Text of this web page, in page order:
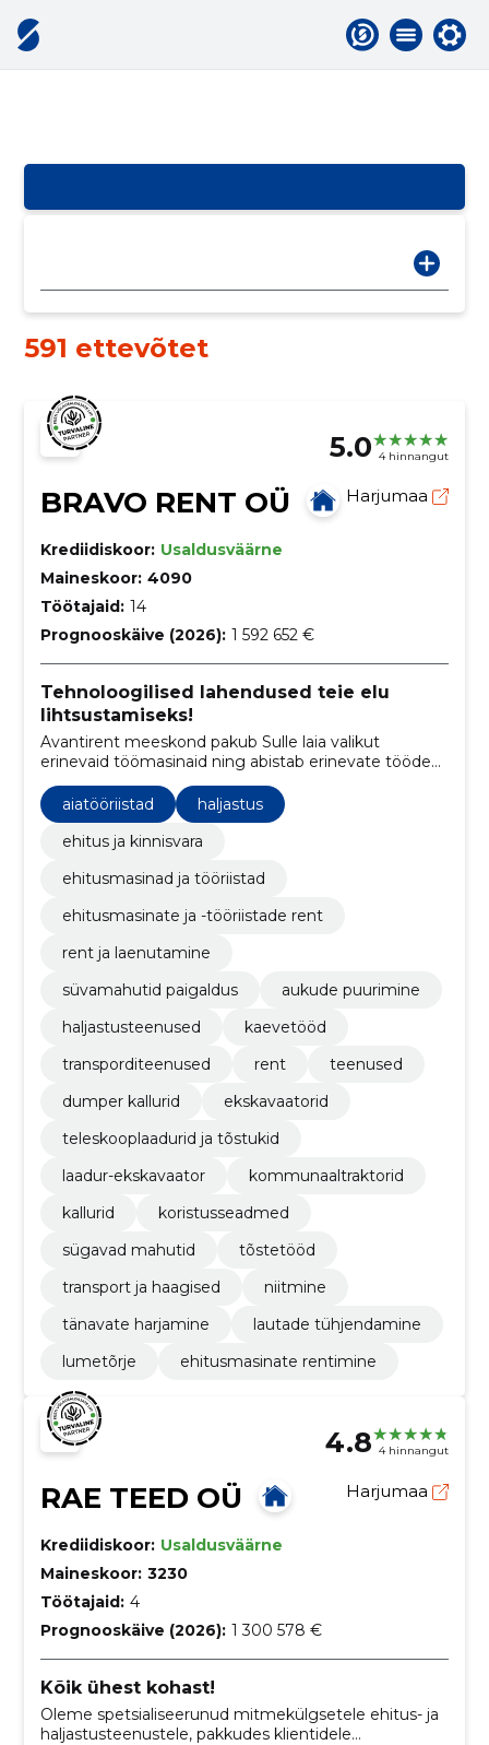
591 ettevõtet
5.0 4 hinnangut
BRAVO RENT OÜ Harjumaa
Krediidiskoor: Usaldusväärne
Maineskoor: 4090
Töötajaid: 14
Prognooskäive (2026): 1 592 652 €
Tehnoloogilised lahendused teie elu
lihtsustamiseks!
Avantirent meeskond pakub Sulle laia valikut
erinevaid töömasinaid ning abistab erinevate tööde
tegemisel, kus on vaja spetsialisti.
aiatööriistad
haljastus
ehitus ja kinnisvara
ehitusmasinad ja tööriistad
ehitusmasinate ja -tööriistade rent
rent ja laenutamine
süvamahutid paigaldus
aukude puurimine
haljastusteenused
kaevetööd
transporditeenused
rent
teenused
dumper kallurid
ekskavaatorid
teleskooplaadurid ja tõstukid
laadur-ekskavaator
kommunaaltraktorid
kallurid
koristusseadmed
sügavad mahutid
tõstetööd
transport ja haagised
niitmine
tänavate harjamine
lautade tühjendamine
lumetõrje
ehitusmasinate rentimine
4.8 4 hinnangut
RAE TEED OÜ Harjumaa
Krediidiskoor: Usaldusväärne
Maineskoor: 3230
Töötajaid: 4
Prognooskäive (2026): 1 300 578 €
Kõik ühest kohast!
Oleme spetsialiseerunud mitmekülgsetele ehitus- ja
haljastusteenustele, pakkudes klientidele